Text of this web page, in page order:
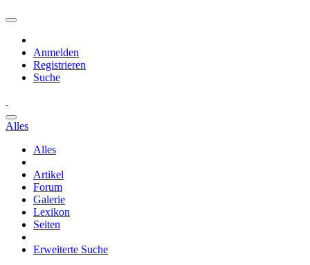
Anmelden
Registrieren
Suche
Alles
Alles
Artikel
Forum
Galerie
Lexikon
Seiten
Erweiterte Suche